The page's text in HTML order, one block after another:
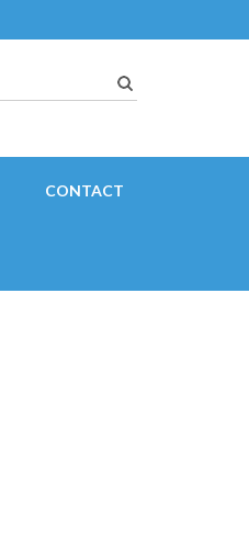
CONTACT